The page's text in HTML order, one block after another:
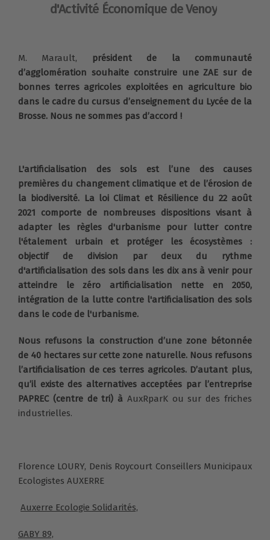
d'Activité Économique de Venoy
M. Marault, président de la communauté
d’agglomération souhaite construire une ZAE sur de
bonnes terres agricoles exploitées en agriculture bio
dans le cadre du cursus d’enseignement du Lycée de la
Brosse. Nous ne sommes pas d’accord !
L'artificialisation des sols est l’une des causes
premières du changement climatique et de l’érosion de
la biodiversité. La loi Climat et Résilience du 22 août
2021 comporte de nombreuses dispositions visant à
adapter les règles d'urbanisme pour lutter contre
l'étalement urbain et protéger les écosystèmes :
objectif de division par deux du rythme
d'artificialisation des sols dans les dix ans à venir pour
atteindre le zéro artificialisation nette en 2050,
intégration de la lutte contre l'artificialisation des sols
dans le code de l'urbanisme.
Nous refusons la construction d’une zone bétonnée
de 40 hectares sur cette zone naturelle. Nous refusons
l’artificialisation de ces terres agricoles. D’autant plus,
qu’il existe des alternativesacceptées parl’entreprise
PAPREC (centre de tri) à AuxRparK ou sur des friches
industrielles.
Florence LOURY, Denis Roycourt Conseillers Municipaux
Ecologistes AUXERRE
Auxerre Ecologie Solidarités,
GABY 89,